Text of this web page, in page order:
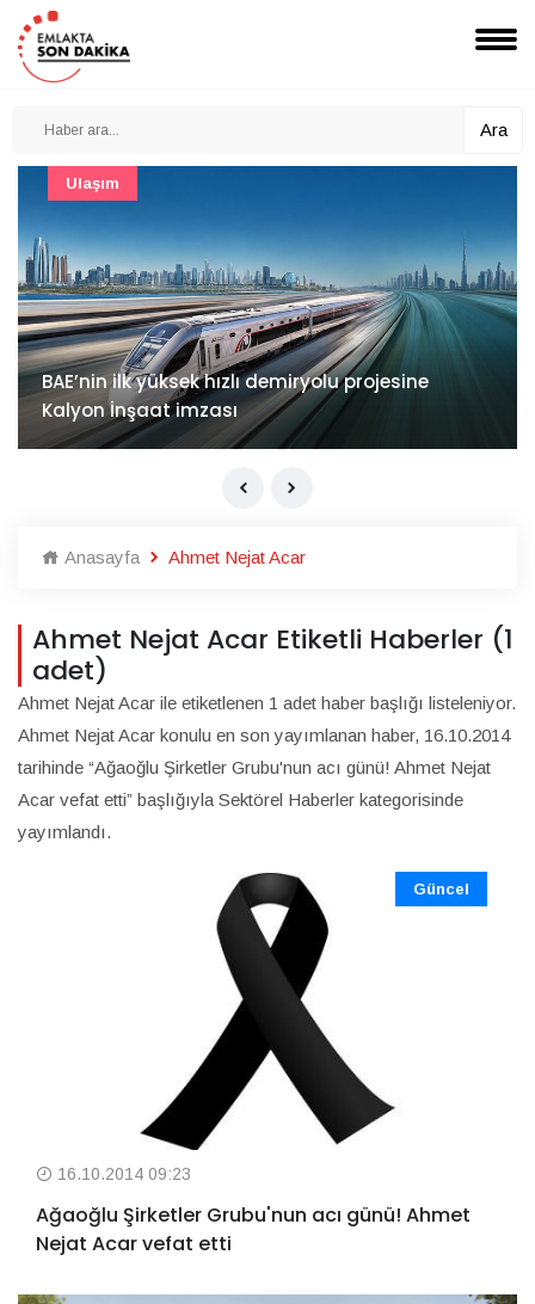
Ara
Mimarlık ve mühendislik projeleri e-PYS ile dijital
ortama taşınacak
Güncel
Anasayfa Ahmet Nejat Acar
Ahmet Nejat Acar Etiketli Haberler (1
adet)
Ahmet Nejat Acar ile etiketlenen 1 adet haber başlığı listeleniyor.
Ahmet Nejat Acar konulu en son yayımlanan haber, 16.10.2014
tarihinde “Ağaoğlu Şirketler Grubu'nun acı günü! Ahmet Nejat
Acar vefat etti” başlığıyla Sektörel Haberler kategorisinde
yayımlandı.
Güncel
16.10.2014 09:23
Ağaoğlu Şirketler Grubu'nun acı günü! Ahmet
Nejat Acar vefat etti